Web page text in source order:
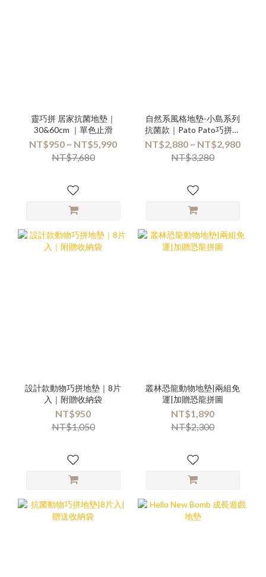
靈巧拼 居家抗菌地墊｜
30&60cm ｜單色止滑
NT$950 ~ NT$5,990
NT$7,680
自然系風格地墊-小島系列
抗菌款｜Pato Pato巧拼地
NT$2,880 ~ NT$2,980
NT$3,280
設計款動物巧拼地墊｜8片
入｜附贈收納袋
NT$950
NT$1,050
叢林恐龍動物地墊|兩組免
運|加贈恐龍拼圖
NT$1,890
NT$2,300